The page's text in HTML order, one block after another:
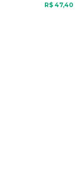
R$ 47,40